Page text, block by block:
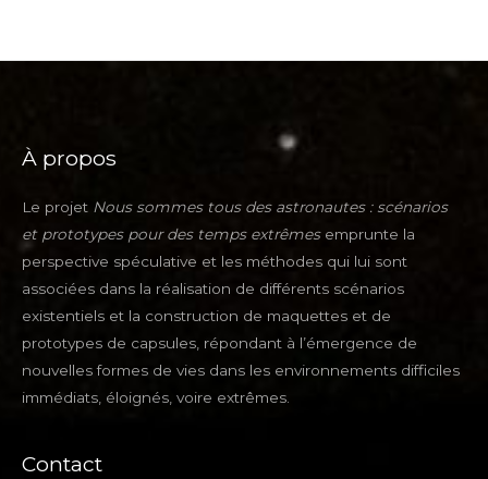
À propos
Le projet Nous sommes tous des astronautes : scénarios
et prototypes pour des temps extrêmesemprunte la
perspective spéculative et les méthodes qui lui sont
associées dans la réalisation de différents scénarios
existentiels et la construction de maquettes et de
prototypes de capsules, répondant à l’émergence de
nouvelles formes de vies dans les environnements difficiles
immédiats, éloignés, voire extrêmes.
Contact